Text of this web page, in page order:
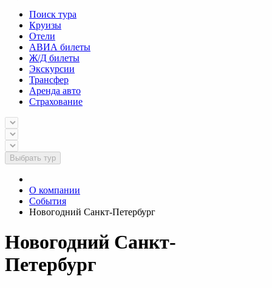
Поиск тура
Круизы
Отели
АВИА билеты
Ж/Д билеты
Экскурсии
Трансфер
Аренда авто
Страхование
Выбрать тур
О компании
События
Новогодний Санкт-Петербург
Новогодний Санкт-
Петербург